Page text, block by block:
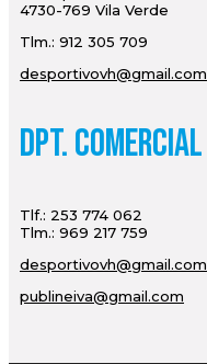
4730-769 Vila Verde
Tlm.: 912 305 709
desportivovh@gmail.com
Dpt. Comercial
Tlf.: 253 774 062
Tlm.: 969 217 759
desportivovh@gmail.com
publineiva@gmail.com